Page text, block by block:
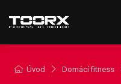
Úvod Domácí fitness